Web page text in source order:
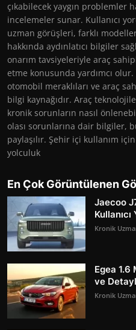
çıkabilecek yaygın problemler
incelemeler sunar. Kullanıcı
uzman görüşleri, farklı
hakkında aydınlatıcı bilgiler
onarım tavsiyeleriyle araç
etme konusunda yardımcı
otomobil meraklıları ve araç
bilgi kaynağıdır. Araç
kronik sorunların nasıl
olası sorunlarına dair bilgiler,
paylaşılır. Şehir içi kullanım
yolculuk
En Çok Görüntülenen
Jaecoo
Kullanıcı
Kronik
Egea 1.6
ve
Kronik